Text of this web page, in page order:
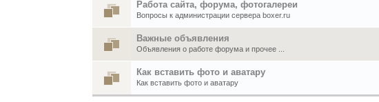
Работа сайта, форума, фотогалереи
Вопросы к администрации сервера boxer.ru
Важные объявления
Объявления о работе форума и прочее ...
Как вставить фото и аватару
Как вставить фото и аватару